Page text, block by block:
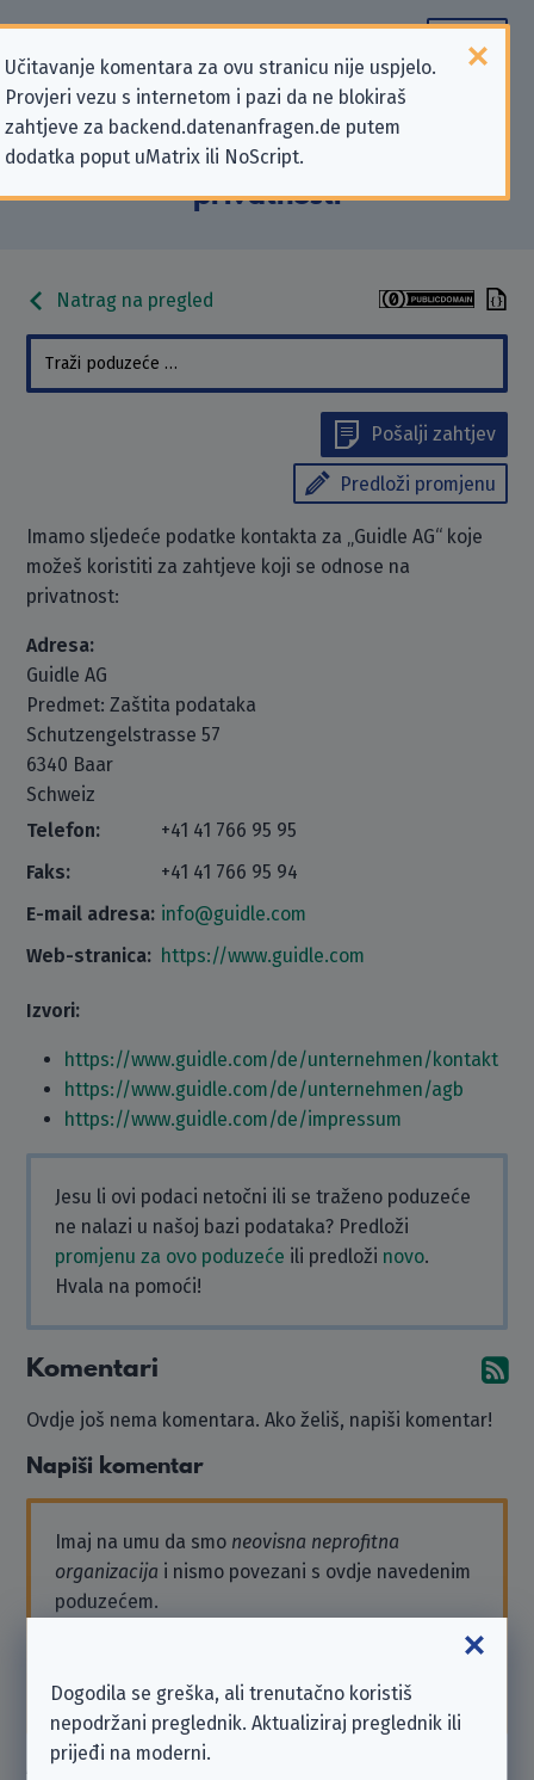
Učitavanje komentara za ovu stranicu nije uspjelo.
Provjeri vezu s internetom i pazi da ne blokiraš
zahtjeve za backend.datenanfragen.de putem
dodatka poput uMatrix ili NoScript.
Podaci kontakta „Guidle AG” koji se
odnose na zahtjeve za zaštitu
privatnosti
Natrag na pregled
Pošalji zahtjev
Predloži promjenu
Imamo sljedeće podatke kontakta za „Guidle AG“ koje
možeš koristiti za zahtjeve koji se odnose na
privatnost:
Adresa:
Guidle AG
Predmet: Zaštita podataka
Schutzengelstrasse 57
6340 Baar
Schweiz
Telefon:
+41 41 766 95 95
Faks:
+41 41 766 95 94
E-mail adresa: info@guidle.com
Web-stranica: https://www.guidle.com
Izvori:
https://www.guidle.com/de/unternehmen/kontakt
https://www.guidle.com/de/unternehmen/agb
https://www.guidle.com/de/impressum
Jesu li ovi podaci netočni ili se traženo poduzeće
ne nalazi u našoj bazi podataka? Predloži
promjenu za ovo poduzeće ili predloži novo.
Hvala na pomoći!
Komentari
Ovdje još nema komentara. Ako želiš, napiši komentar!
Napiši komentar
Imaj na umu da smo neovisna neprofitna
organizacija i nismo povezani s ovdje navedenim
poduzećem.
Ako trebaš podršku ili želiš poslati zahtjev, obrati
možemopomoći. Hvala na razumijevanju.
Autor(opcionalno)
Dogodila se greška, ali trenutačno koristiš
nepodržani preglednik. Aktualiziraj preglednik ili
prijeđi na moderni.